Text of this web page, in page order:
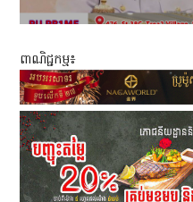
ពាណិជ្ជកម្ម៖